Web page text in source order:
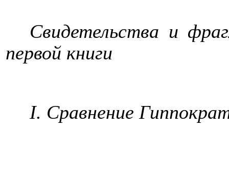
Свидетельства и
первой книги
I. Сравнение